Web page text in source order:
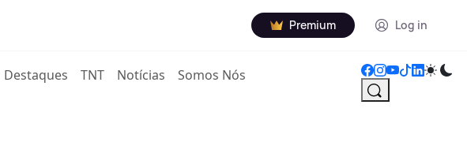
Premium Log in
Destaques TNT Notícias Somos Nós